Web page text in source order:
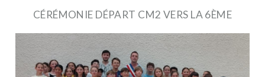
CÉRÉMONIE DÉPART CM2 VERS LA 6ÈME